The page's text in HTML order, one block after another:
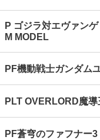
P ゴジラ対エヴァン
M MODEL
PF機動戦士ガンダム
PLT OVERLORD魔導
PF蒼穹のファフナー